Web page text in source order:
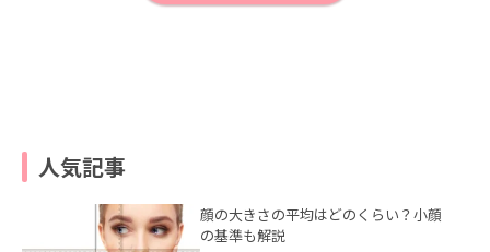
人気記事
顔の大きさの平均はどのくらい？小顔
の基準も解説